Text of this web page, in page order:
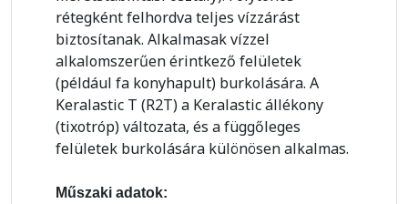
rétegként felhordva teljes vízzárást
biztosítanak. Alkalmasak vízzel
alkalomszerűen érintkező felületek
(például fa konyhapult) burkolására. A
Keralastic T (R2T) a Keralastic állékony
(tixotróp) változata, és a függőleges
felületek burkolására különösen alkalmas.
Műszaki adatok: